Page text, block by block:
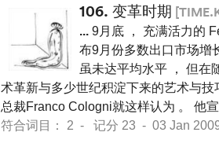
106. 变革时期
... 9月底 ， 充满活力的
布9月份多数出口市场增
虽未达平均水平 ， 但在
术革新与多少世纪积淀下来的艺术与
总裁Franco Cologni就这样认为 。 他
符合词目： 2 - 记分 23 - 03 Jan